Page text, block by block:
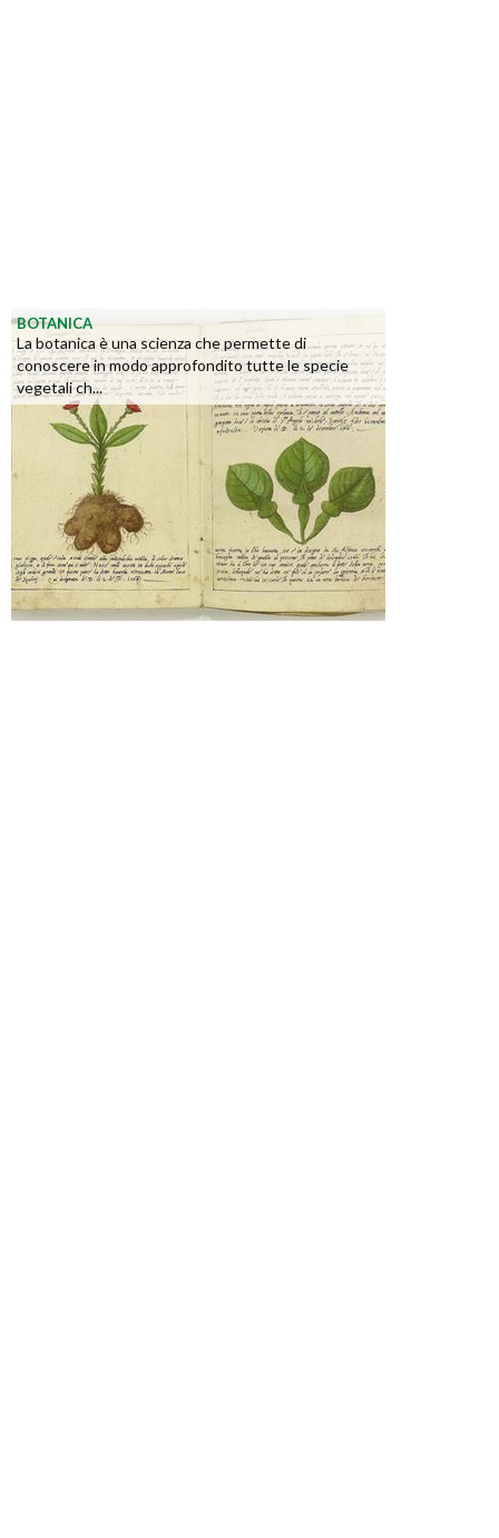
BOTANICA
La botanica è una scienza che permette di
conoscere in modo approfondito tutte le specie
vegetali ch...